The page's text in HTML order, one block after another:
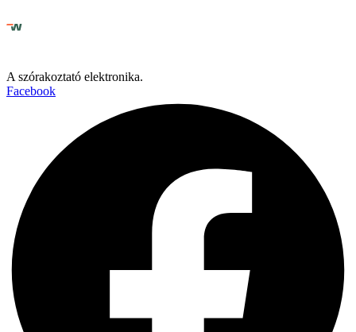
A szórakoztató elektronika.
Facebook